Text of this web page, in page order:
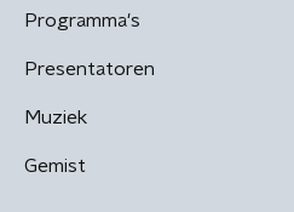
Programma's
Presentatoren
Muziek
Gemist